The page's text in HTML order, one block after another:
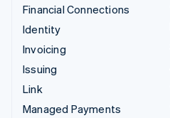
Financial Connections
Identity
Invoicing
Issuing
Link
Managed Payments